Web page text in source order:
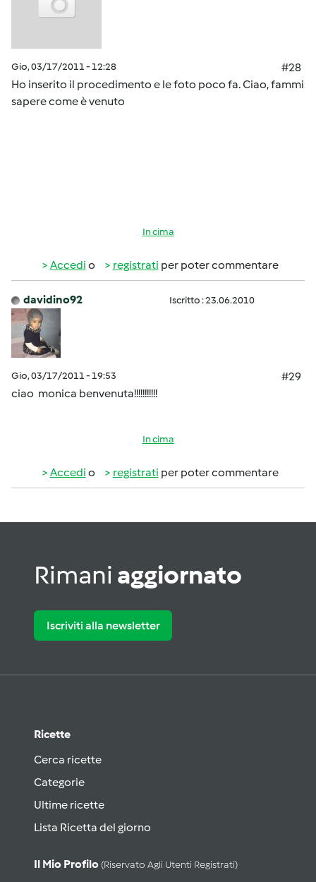
Gio, 03/17/2011 - 12:28
#28
Ho inserito il procedimento e le foto poco fa. Ciao, fammi
sapere come è venuto
In cima
Accedi o registrati per poter commentare
davidino92 Iscritto : 23.06.2010
Gio, 03/17/2011 - 19:53
#29
ciao monica benvenuta!!!!!!!!!!!
In cima
Accedi o registrati per poter commentare
Rimani aggiornato
Iscriviti alla newsletter
Ricette
Cerca ricette
Categorie
Ultime ricette
Lista Ricetta del giorno
Il Mio Profilo (riservato Agli Utenti Registrati)